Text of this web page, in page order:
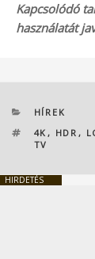
Kapcsolódó
használatát
HÍREK
CÍMKÉK
4K , HDR ,
TV
HIRDETÉS